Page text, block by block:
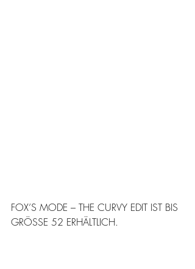
FOX’S MODE – THE CURVY EDIT IST BIS
GRÖSSE 52 ERHÄLTLICH.